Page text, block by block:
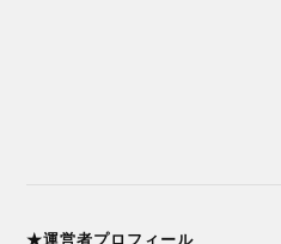
★運営者プロフィール